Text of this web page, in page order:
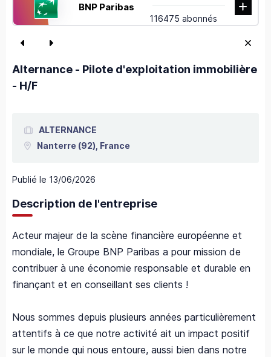
BNP Paribas
116475 abonnés
Alternance - Pilote d'exploitation immobilière
- H/F
ALTERNANCE
Nanterre (92), France
Publié le 13/06/2026
Description de l'entreprise
Acteur majeur de la scène financière européenne et
mondiale, le Groupe BNP Paribas a pour mission de
contribuer à une économie responsable et durable en
finançant et en conseillant ses clients !
Nous sommes depuis plusieurs années particulièrement
attentifs à ce que notre activité ait un impact positif
sur le monde qui nous entoure, aussi bien dans notre